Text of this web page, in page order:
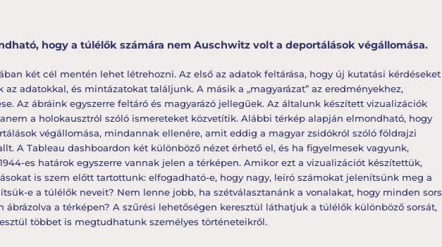
hogy a túlélők számára nem Auschwitz volt a deportálások végállomása.
két cél mentén lehet létrehozni. Az első az adatok feltárása, hogy új kutatási kérdéseket
adatokkal, és mintázatokat találjunk. A másik a „magyarázat” az eredményekhez,
Az ábráink egyszerre feltáró és magyarázó jellegűek. Az általunk készített vizualizációk
a holokausztról szóló ismereteket közvetítik. Alábbi térkép alapján elmondható, hogy
végállomása, mindannak ellenére, amit eddig a magyar zsidókról szóló földrajzi
A Tableau dashboardon két különböző nézet érhető el, és ha figyelmesek vagyunk,
es határok egyszerre vannak jelen a térképen. Amikor ezt a vizualizációt készítettük,
is szem előtt tartottunk: elfogadható-e, hogy nagy, leíró számokat jelenítsünk meg a
e a túlélők neveit? Nem lenne jobb, ha szétválasztanánk a vonalakat, hogy minden sors
ábrázolva a térképen? A szűrési lehetőségen keresztül láthatjuk a túlélők különböző sorsát,
többet is megtudhatunk személyes történeteikről.